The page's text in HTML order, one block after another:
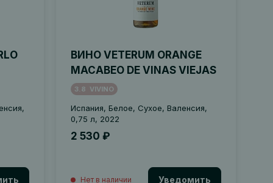
ВИНО VETERUM ORANGE
MACABEO DE VINAS VIEJAS
3.8 VIVINO
Испания, Белое, Сухое, Валенсия,
0,75 л, 2022
2 530 ₽
Нет в наличии Уведомить